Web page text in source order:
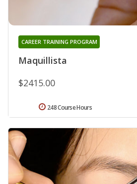
Maquillista
CAREER TRAINING PROGRAM
$2415.00
248 Course Hours